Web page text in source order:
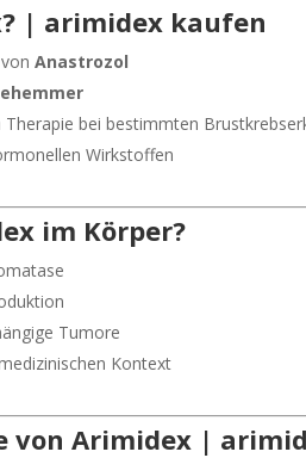
| arimidex kaufen
vonAnastrozol
bei bestimmten
Wirkstoffen
im Körper?
Tumore
Kontext
von Arimidex |